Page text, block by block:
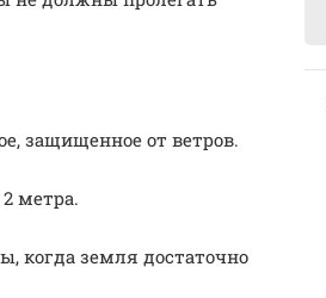
защищенное от ветров.
метра.
когда земля достаточно